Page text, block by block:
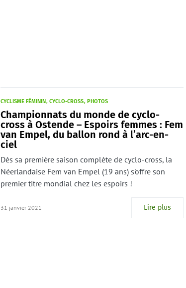
CYCLISME FÉMININ CYCLO-CROSS PHOTOS
Championnats du monde de cyclo-
cross à Ostende – Espoirs femmes : Fem
van Empel, du ballon rond à l’arc-en-
ciel
Dès sa première saison complète de cyclo-cross, la
Néerlandaise Fem van Empel (19 ans) s'offre son
premier titre mondial chez les espoirs !
31 janvier 2021 Lire plus